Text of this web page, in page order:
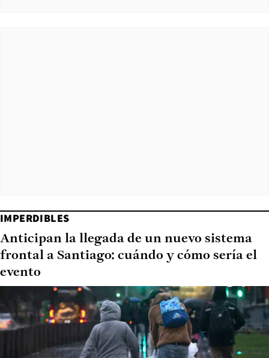
IMPERDIBLES
Anticipan la llegada de un nuevo sistema
frontal a Santiago: cuándo y cómo sería el
evento